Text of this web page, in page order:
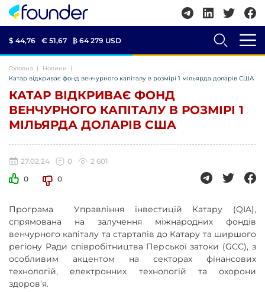
$ 44,76 € 51,67 ₿ 64 279 USD
Головна
Новини
Катар відкриває фонд венчурного капіталу в розмірі 1 мільярда доларів США
КАТАР ВІДКРИВАЄ ФОНД
ВЕНЧУРНОГО КАПІТАЛУ В РОЗМІРІ 1
МІЛЬЯРДА ДОЛАРІВ США
27.02.24 0
2 601
0
0
Програма Управління інвестицій Катару (QIA),
спрямована на залучення міжнародних фондів
венчурного капіталу та стартапів до Катару та ширшого
регіону Ради співробітництва Перської затоки (GCC), з
особливим акцентом на секторах фінансових
технологій, електронних технологій та охорони
здоров’я.